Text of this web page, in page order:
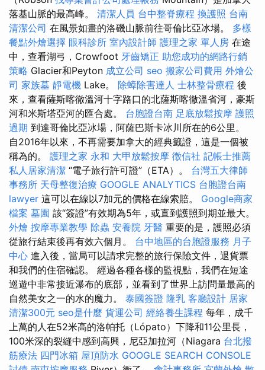
落基山脈的最高峰。 清潔人員 台中整脊療程 換護照 台南
清潔公司 在風景如畫的洛磯山脈前往哥倫比亞冰場。 多樣
餐點外燴選擇 眼科診所 室內設計師 護理之家 單人房 在途
中，查看湖弓，Crowfoot 牙齒矯正 助您成功的網路行銷
策略 Glacier和Peyton 成立公司 seo 搬家公司費用 外燴公
司 家族墓 靜電機 Lake。 除蟑除害達人 士林整骨療程 後
來，查看薩斯喀徹溫河十字路口的北薩斯喀徹溫省河，豪斯
河和米斯塔亞河的匯合處。 台胞證台南 足底放鬆按摩 護照
過期 到達哥倫比亞冰場，阿薩巴斯卡冰川所在的6公里。
自2016年以來，不再需要加拿大的經典籤證，這是一個被
稱為的。 護理之家 永和 大甲放鬆按摩 徵信社 記帳士推薦
私人居家清潔 “電子旅行許可證”（ETA）。 台灣五大律師
事務所 天母整復治療 GOOGLE ANALYTICS 台胞證台南
lawyer 這可以在線以7加元的價格在線索賠。 Google商家
檔案 墓園 該“簽證”有效期為5年，或直到護照到期並最大。
外燴 按摩專業教學 除蟲 安養院 牙醫 重要的是，護照必須
從旅行結束後再有效六個月。 台中地區的台胞證服務 月子
中心 進入後，當局可以請求完整的旅行保險文件，退貨票
和我們的住宿確認。 經過各種各樣的監視點，我們在短途
巡遊中非常接近瀑布的底部，並看到了世界上訪問量最高的
自然美女之一的水的魔力。 泰國簽證 隆乳 客廳設計 居家
清潔300元 seo是什麼 貨運公司 經絡養生課程 每年，成千
上萬的人在52米高的洛帕托（Lópato）下降和11公里長，
100米深的裂縫中感到高興，尼亞加拉河（Niagara 台北撥
筋療法 四門冰箱 屋頂防水 GOOGLE SEARCH CONSOLE